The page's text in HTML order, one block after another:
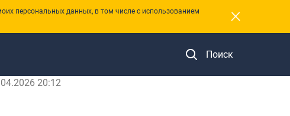
персональных данных, в том числе с использованием
×
Поиск
20:12